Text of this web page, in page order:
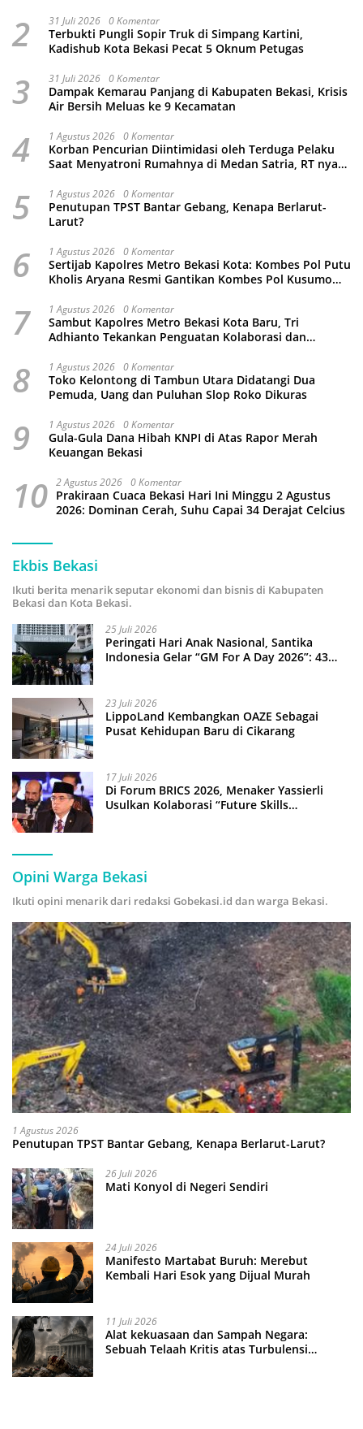
2 31 Juli 2026 0 Komentar
Terbukti Pungli Sopir Truk di Simpang Kartini,
Kadishub Kota Bekasi Pecat 5 Oknum Petugas
3 31 Juli 2026 0 Komentar
Dampak Kemarau Panjang di Kabupaten Bekasi, Krisis
Air Bersih Meluas ke 9 Kecamatan
4 1 Agustus 2026 0 Komentar
Korban Pencurian Diintimidasi oleh Terduga Pelaku
Saat Menyatroni Rumahnya di Medan Satria, RT nya
5 1 Agustus 2026 0 Komentar
Penutupan TPST Bantar Gebang, Kenapa Berlarut-
Larut?
6 1 Agustus 2026 0 Komentar
Sertijab Kapolres Metro Bekasi Kota: Kombes Pol Putu
Kholis Aryana Resmi Gantikan Kombes Pol Kusumo
7 1 Agustus 2026 0 Komentar
Sambut Kapolres Metro Bekasi Kota Baru, Tri
Adhianto Tekankan Penguatan Kolaborasi dan
8 1 Agustus 2026 0 Komentar
Toko Kelontong di Tambun Utara Didatangi Dua
Pemuda, Uang dan Puluhan Slop Roko Dikuras
9 1 Agustus 2026 0 Komentar
Gula-Gula Dana Hibah KNPI di Atas Rapor Merah
Keuangan Bekasi
10 2 Agustus 2026 0 Komentar
Prakiraan Cuaca Bekasi Hari Ini Minggu 2 Agustus
2026: Dominan Cerah, Suhu Capai 34 Derajat Celcius
Ekbis Bekasi
Ikuti berita menarik seputar ekonomi dan bisnis di Kabupaten
Bekasi dan Kota Bekasi.
25 Juli 2026
Peringati Hari Anak Nasional, Santika
Indonesia Gelar “GM For A Day 2026”: 43
23 Juli 2026
LippoLand Kembangkan OAZE Sebagai
Pusat Kehidupan Baru di Cikarang
17 Juli 2026
Di Forum BRICS 2026, Menaker Yassierli
Usulkan Kolaborasi “Future Skills
Opini Warga Bekasi
Ikuti opini menarik dari redaksi Gobekasi.id dan warga Bekasi.
1 Agustus 2026
Penutupan TPST Bantar Gebang, Kenapa Berlarut-Larut?
26 Juli 2026
Mati Konyol di Negeri Sendiri
24 Juli 2026
Manifesto Martabat Buruh: Merebut
Kembali Hari Esok yang Dijual Murah
11 Juli 2026
Alat kekuasaan dan Sampah Negara:
Sebuah Telaah Kritis atas Turbulensi